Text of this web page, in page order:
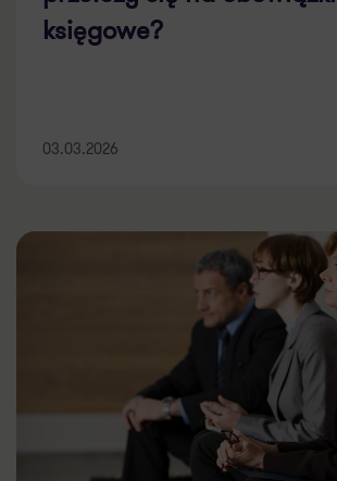
księgowe?
03.03.2026